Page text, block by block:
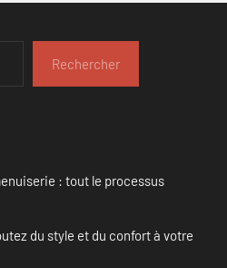
Rechercher
: tout le processus
du style et du confort à votre